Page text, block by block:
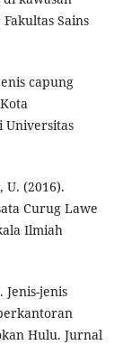
Sains
capung
Universitas
(2016).
Curug Lawe
Ilmiah
Jenis-jenis
Hulu. Jurnal